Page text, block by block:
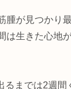
腫が見つかり
は生きた心地
るまでは2週間